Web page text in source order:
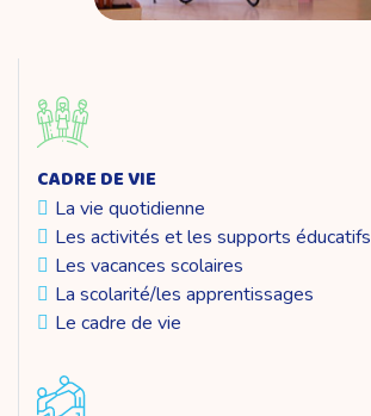
CADRE DE VIE
La vie quotidienne
Les activités et les supports éducatifs
Les vacances scolaires
La scolarité/les apprentissages
Le cadre de vie